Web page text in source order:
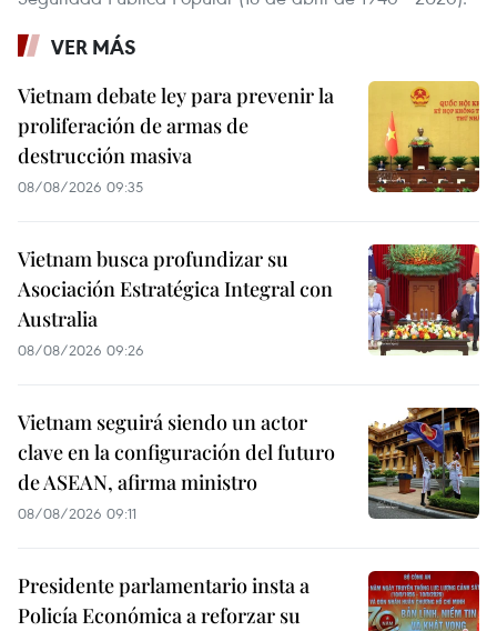
VER MÁS
Vietnam debate ley para prevenir la
proliferación de armas de
destrucción masiva
08/08/2026 09:35
Vietnam busca profundizar su
Asociación Estratégica Integral con
Australia
08/08/2026 09:26
Vietnam seguirá siendo un actor
clave en la configuración del futuro
de ASEAN, afirma ministro
08/08/2026 09:11
Presidente parlamentario insta a
Policía Económica a reforzar su